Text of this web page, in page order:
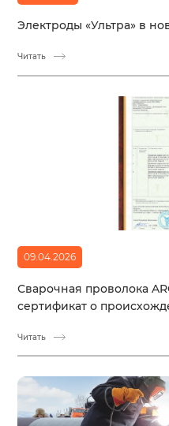
Электроды «Ультра» в
Читать
09.04.2026
Сварочная проволока
сертификат о
Читать